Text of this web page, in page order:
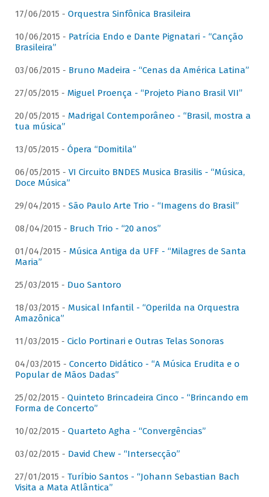
17/06/2015 - Orquestra Sinfônica Brasileira
10/06/2015 - Patrícia Endo e Dante Pignatari - “Canção
Brasileira”
03/06/2015 - Bruno Madeira - “Cenas da América Latina”
27/05/2015 - Miguel Proença - “Projeto Piano Brasil VII”
20/05/2015 - Madrigal Contemporâneo - “Brasil, mostra a
tua música”
13/05/2015 - Ópera “Domitila”
06/05/2015 - VI Circuito BNDES Musica Brasilis - “Música,
Doce Música”
29/04/2015 - São Paulo Arte Trio - “Imagens do Brasil”
08/04/2015 - Bruch Trio - “20 anos”
01/04/2015 - Música Antiga da UFF - “Milagres de Santa
Maria”
25/03/2015 - Duo Santoro
18/03/2015 - Musical Infantil - “Operilda na Orquestra
Amazônica”
11/03/2015 - Ciclo Portinari e Outras Telas Sonoras
04/03/2015 - Concerto Didático - “A Música Erudita e o
Popular de Mãos Dadas”
25/02/2015 - Quinteto Brincadeira Cinco - “Brincando em
Forma de Concerto”
10/02/2015 - Quarteto Agha - “Convergências”
03/02/2015 - David Chew - “Intersecção”
27/01/2015 - Turíbio Santos - “Johann Sebastian Bach
Visita a Mata Atlântica”